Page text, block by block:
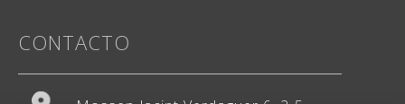
CONTACTO